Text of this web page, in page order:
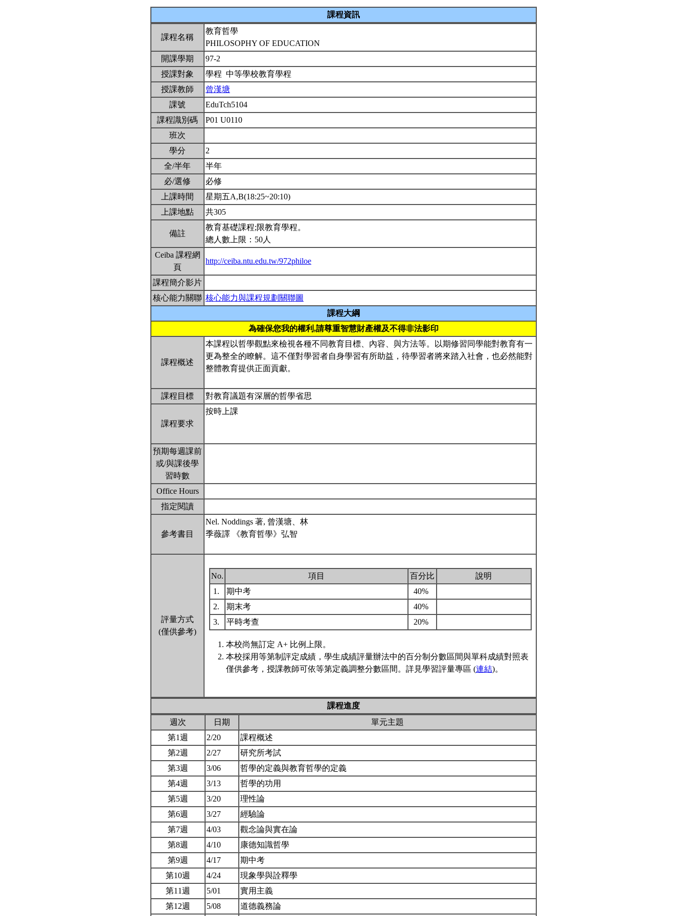
課程資訊
課程名稱
教育哲學
PHILOSOPHY OF EDUCATION
開課學期
97-2
授課對象
學程 中等學校教育學程
授課教師
曾漢塘
課號
EduTch5104
課程識別碼
P01 U0110
班次
學分
2
全/半年
半年
必/選修
必修
上課時間
星期五A,B(18:25~20:10)
上課地點
共305
備註
教育基礎課程;限教育學程。
總人數上限：50人
Ceiba 課程網
頁
http://ceiba.ntu.edu.tw/972philoe
課程簡介影片
核心能力關聯 核心能力與課程規劃關聯圖
課程大綱
為確保您我的權利,請尊重智慧財產權及不得非法影印
課程概述
本課程以哲學觀點來檢視各種不同教育目標、內容、與方法等。以期修習同學能對教育有一
更為整全的瞭解。這不僅對學習者自身學習有所助益，待學習者將來踏入社會，也必然能對
整體教育提供正面貢獻。
課程目標 對教育議題有深層的哲學省思
課程要求
按時上課
預期每週課前
或/與課後學
習時數
Office Hours
指定閱讀
參考書目
Nel. Noddings 著, 曾漢塘、林
季薇譯 《教育哲學》弘智
評量方式
(僅供參考)
No. 項目 百分比
說明
1.
期中考
40%
2.
期末考
40%
3.
平時考查 20%
本校尚無訂定 A+ 比例上限。
本校採用等第制評定成績，學生成績評量辦法中的百分制分數區間與單科成績對照表
僅供參考，授課教師可依等第定義調整分數區間。詳見學習評量專區 (連結)。
課程進度
週次
日期
單元主題
第1週
2/20
課程概述
第2週
2/27
研究所考試
第3週
3/06
哲學的定義與教育哲學的定義
第4週
3/13
哲學的功用
第5週
3/20
理性論
第6週
3/27
經驗論
第7週
4/03
觀念論與實在論
第8週
4/10
康德知識哲學
第9週
4/17
期中考
第10週
4/24
現象學與詮釋學
第11週
5/01
實用主義
第12週
5/08 道德義務論